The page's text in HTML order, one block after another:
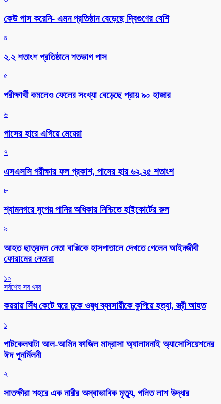
কেউ পাস করেনি- এমন প্রতিষ্ঠান বেড়েছে দ্বিগুণের বেশি
৪
২.২ শতাংশ প্রতিষ্ঠানে শতভাগ পাস
৫
পরীক্ষার্থী কমলেও ফেলের সংখ্যা বেড়েছে প্রায় ৯০ হাজার
৬
পাসের হারে এগিয়ে মেয়েরা
৭
এসএসসি পরীক্ষার ফল প্রকাশ, পাসের হার ৬২.২৫ শতাংশ
৮
শ্যামনগরে সুপেয় পানির অধিকার নিশ্চিতে হাইকোর্টের রুল
৯
আহত ছাত্রদল নেতা বাপ্পিকে হাসপাতালে দেখতে গেলেন আইনজীবী
ফোরামের নেতারা
১০
সর্বশেষ সব খবর
কয়রায় সিঁধ কেটে ঘরে ঢুকে ওষুধ ব্যবসায়ীকে কুপিয়ে হত্যা, স্ত্রী আহত
১
পাটকেলঘাটা আল-আমিন ফাজিল মাদ্রাসা অ্যালামনাই অ্যাসোসিয়েশনের
ঈদ পুনর্মিলনী
২
সাতক্ষীরা শহরে এক নারীর অস্বাভাবিক মৃত্যু, গলিত লাশ উদ্ধার